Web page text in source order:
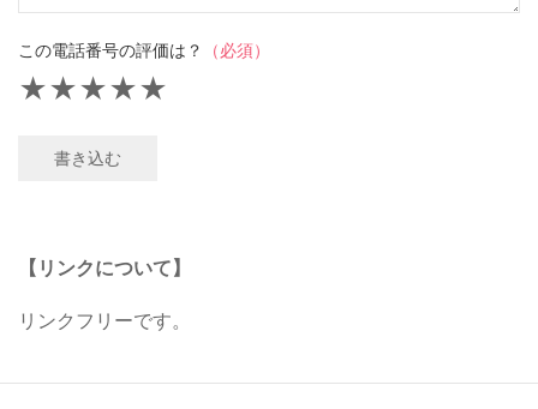
この電話番号の評価は？ （必須）
★
★
★
★
★
書き込む
【リンクについて】
リンクフリーです。